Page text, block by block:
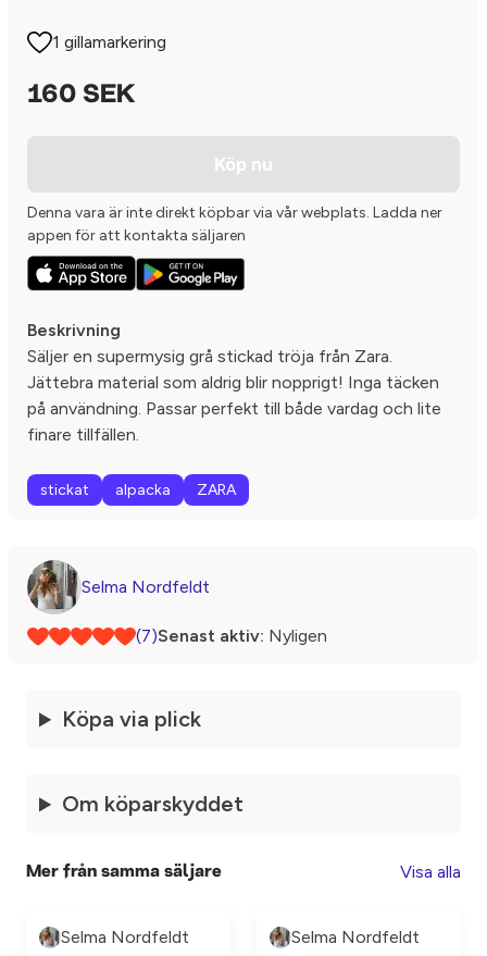
1 gillamarkering
160 SEK
Köp nu
Denna vara är inte direkt köpbar via vår webplats. Ladda ner
appen för att kontakta säljaren
Beskrivning
Säljer en supermysig grå stickad tröja från Zara.
Jättebra material som aldrig blir nopprigt! Inga täcken
på användning. Passar perfekt till både vardag och lite
finare tillfällen.
stickat alpacka ZARA
Selma Nordfeldt
(7)Senast aktiv: Nyligen
Köpa via plick
Om köparskyddet
Mer från samma säljare Visa alla
Selma Nordfeldt Selma Nordfeldt